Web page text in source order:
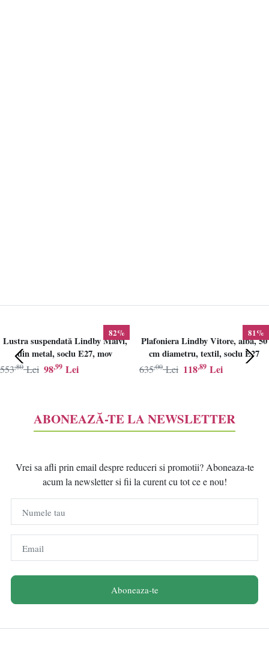
82%
Lustra suspendată Lindby Maivi,
din metal, soclu E27, mov
98,99 Lei
553,80 Lei
81%
Plafoniera Lindby Vitore, alba, 50
cm diametru, textil, soclu E27
118,89 Lei
635,00 Lei
ABONEAZĂ-TE LA NEWSLETTER
Vrei sa afli prin email despre reduceri si promotii? Aboneaza-te
acum la newsletter si fii la curent cu tot ce e nou!
Numele tau
Email
Aboneaza-te